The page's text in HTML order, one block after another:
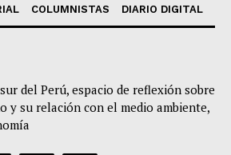
COLUMNISTAS DIARIO DIGITAL
del Perú, espacio de reflexión sobre
y su relación con el medio ambiente,